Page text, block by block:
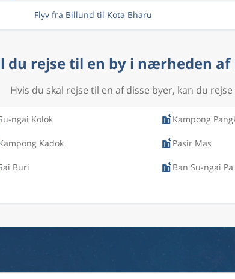
Flyv fra Billund til Kota Bharu
du rejse til en by i nærheden af
Hvis du skal rejse til en af disse byer, kan du
ngai Kolok Kampong
Kadok Pasir Mas
Buri Ban Su-ngai Pa